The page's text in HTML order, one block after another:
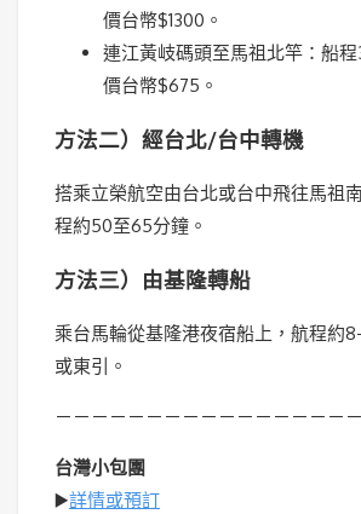
價台幣$1300。
連江黃岐碼頭至馬祖北竿：船
價台幣$675。
方法二）經台北/台中轉機
搭乘立榮航空由台北或台中飛往馬祖
程約50至65分鐘。
方法三）由基隆轉船
乘台馬輪從基隆港夜宿船上，航程約
或東引。
－－－－－－－－－－－－－－－－
台灣小包團
▶️詳情或預訂